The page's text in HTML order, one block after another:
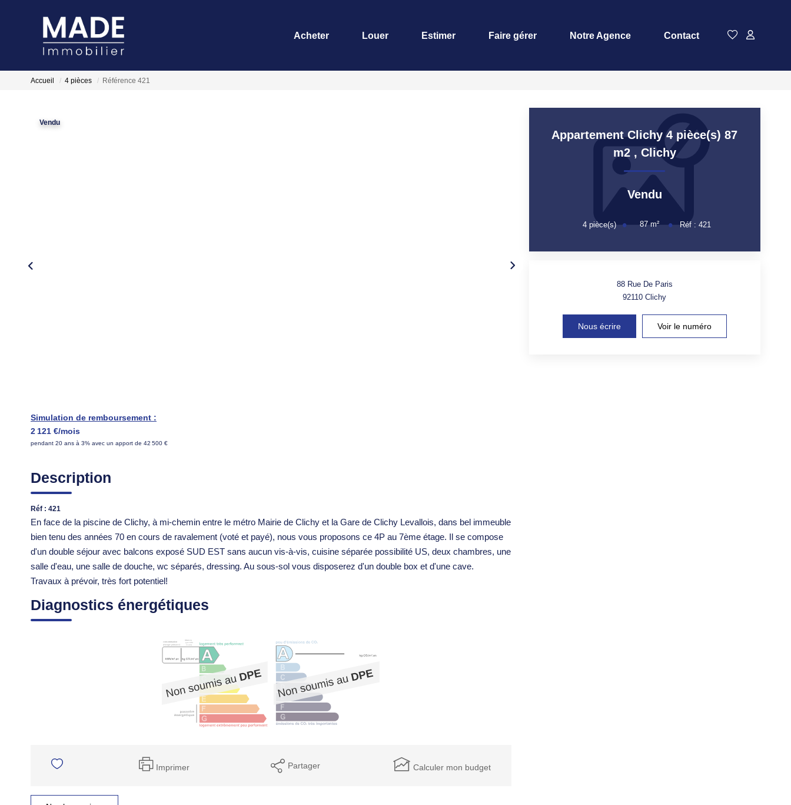
Acheter Louer Estimer Faire gérer Notre Agence Contact
Accueil 4 pièces Référence 421
Vendu
Simulation de remboursement :
2 121 €/mois
pendant 20 ans à 3% avec un apport de 42 500 €
Description
Réf : 421
En face de la piscine de Clichy, à mi-chemin entre le métro Mairie de Clichy et la Gare de Clichy Levallois, dans bel immeuble
bien tenu des années 70 en cours de ravalement (voté et payé), nous vous proposons ce 4P au 7ème étage. Il se compose
d'un double séjour avec balcons exposé SUD EST sans aucun vis-à-vis, cuisine séparée possibilité US, deux chambres, une
salle d'eau, une salle de douche, wc séparés, dressing. Au sous-sol vous disposerez d'un double box et d'une cave.
Travaux à prévoir, très fort potentiel!
Diagnostics énergétiques
Imprimer Partager Calculer mon budget
Appartement Clichy 4 pièce(s) 87
m2 , Clichy
Vendu
4pièce(s) 87m² Réf :421
88 Rue De Paris
92110Clichy
Nous écrire Voir le numéro